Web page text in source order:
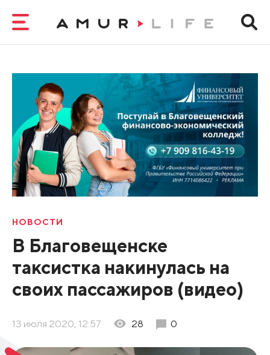
НОВОСТИ
В Благовещенске
таксистка накинулась на
своих пассажиров (видео)
13 июля 2020, 12:57 28 0